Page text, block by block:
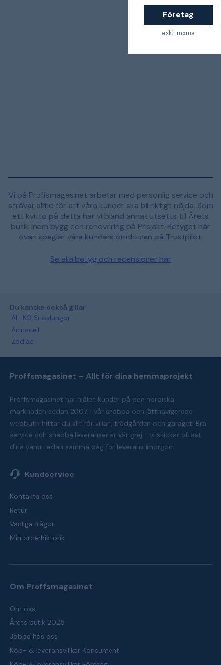
Företag
exkl. moms
Vi på Proffsmagasinet arbetar med personlig service och
strävar alltid för att våra kunder ska bli riktigt nöjda. Som
ett kvitto på detta har vi bland annat utsetts till Årets
butik inom bygg och renovering på Prisjakt. Betyget här
ovan speglar våra kunders omdömen på Trustpilot.
Se alla betyg och recensioner här
Du kanske också gillar
AL-KO Snöslungor
Armacell
Zodiac
Proffsmagasinet – Allt för dina hemmaprojekt
Proffsmagasinet har hjälpt kunder på den nordiska
marknaden sedan 2007. I vår snabba och lättnavigerade
webbutik hittar du allt för villan, trädgården och garaget. Bra
service och snabba leveranser är vår grej - vi skickar oftast
dina varor redan samma dag för leverans imorgon.
Kundservice
Kontakta oss
Retur
Vanliga frågor
Min orderhistorik
Om Proffsmagasinet
Om oss
Årets butik 2025
Jobba hos oss
Köp- & leveransvillkor Konsument